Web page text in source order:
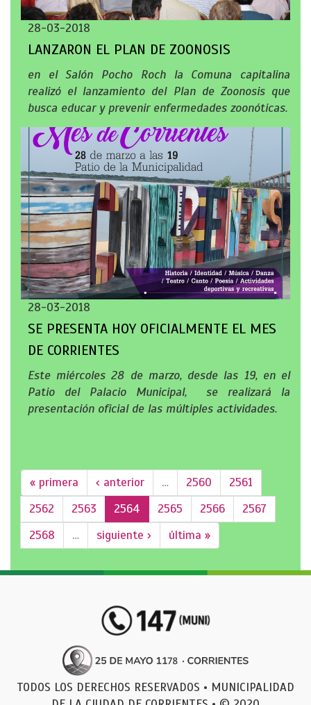
28-03-2018
LANZARON EL PLAN DE ZOONOSIS
en el Salón Pocho Roch la Comuna capitalina
realizó el lanzamiento del Plan de Zoonosis que
busca educar y prevenir enfermedades zoonóticas.
28-03-2018
SE PRESENTA HOY OFICIALMENTE EL MES
DE CORRIENTES
Este miércoles 28 de marzo, desde las 19, en el
Patio del Palacio Municipal, se realizará la
presentación oficial de las múltiples actividades.
« primera ‹ anterior … 2560
2561
2562
2563 2564 2565 2566
2567
2568
… siguiente › última »
TODOS LOS DERECHOS RESERVADOS • MUNICIPALIDAD